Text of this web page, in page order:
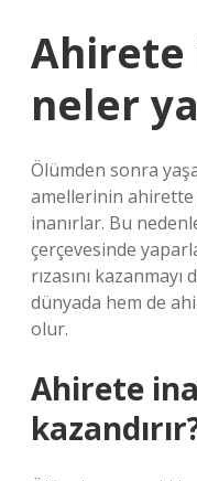
Ahirete
neler
Ölümden sonra
amellerinin ahirette
inanırlar. Bu
çerçevesinde
rızasını
dünyada hem de
olur.
Ahirete